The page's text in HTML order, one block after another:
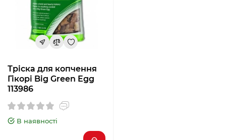
Тріска для копчення
Гікорі Big Green Egg
113986
В наявності